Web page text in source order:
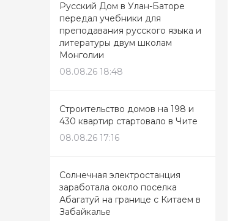
Русский Дом в Улан-Баторе
передал учебники для
преподавания русского языка и
литературы двум школам
Монголии
08.08.26 18:48
Строительство домов на 198 и
430 квартир стартовало в Чите
08.08.26 17:16
Солнечная электростанция
заработала около поселка
Абагатуй на границе с Китаем в
Забайкалье